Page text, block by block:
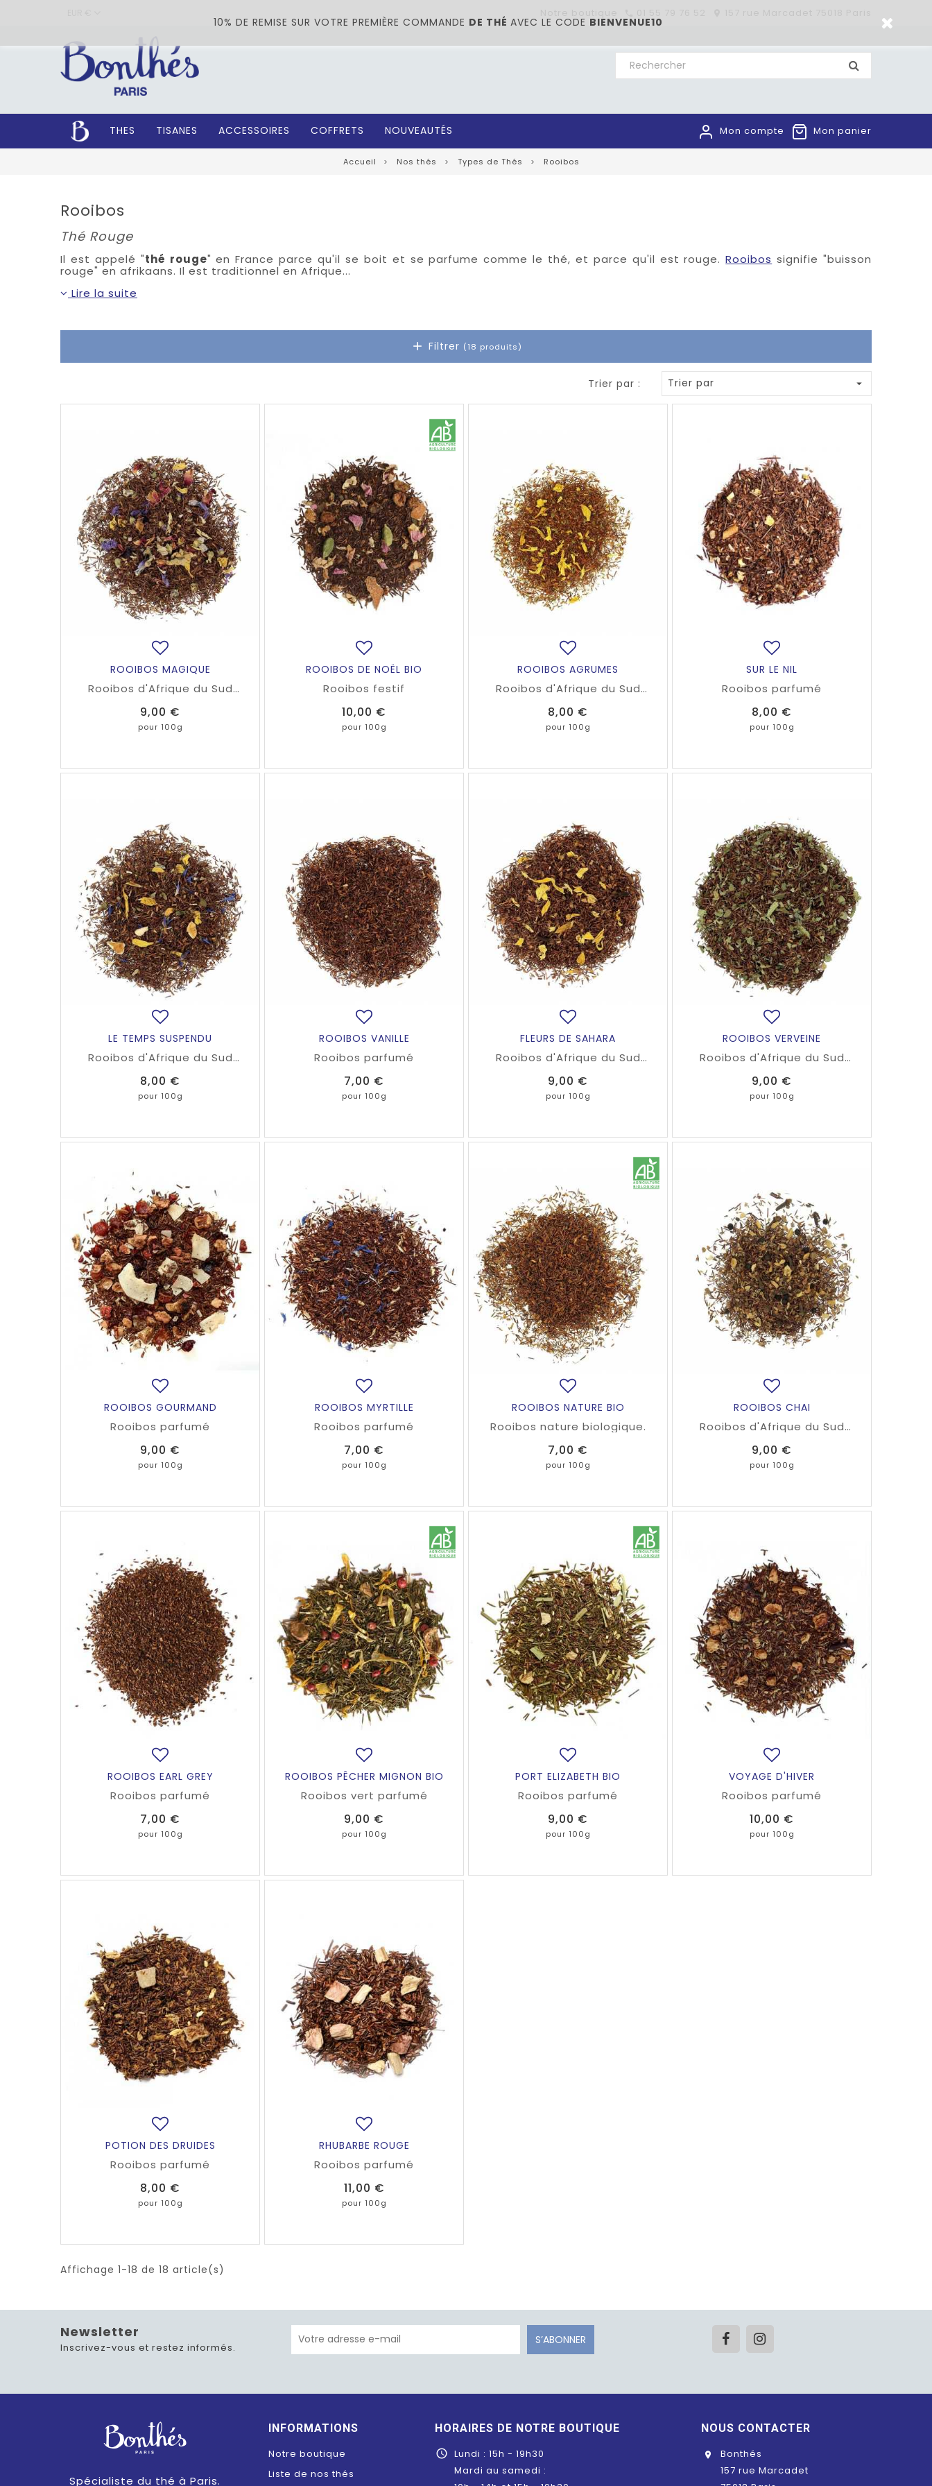
Mon panier
Mon compte
THES TISANES ACCESSOIRES COFFRETS NOUVEAUTÉS
Accueil Nos thés Types de Thés Rooibos
Rooibos
Thé Rouge
Il est appelé "thé rouge" en France parce qu'il se boit et se parfume comme le thé, et parce qu'il est rouge.Rooibos signifie "buisson
rouge" en afrikaans. Il est traditionnel en Afrique...
Lire la suite
Filtrer (18 produits)
Trier par : Trier par 
ROOIBOS MAGIQUE
Rooibos d'Afrique du Sud
parfumé selon notre recette
secrète.
Prix
9,00 €
pour 100g
ROOIBOS DE NOËL BIO
Rooibos festif
Prix
10,00 €
pour 100g
ROOIBOS AGRUMES
Rooibos d'Afrique du Sud
parfumé aux agrumes.
Prix
8,00 €
pour 100g
SUR LE NIL
Rooibos parfumé
Prix
8,00 €
pour 100g
LE TEMPS SUSPENDU
Rooibos d'Afrique du Sud
parfumé à la noix de coco, à la
fraise et à la mûre.
Prix
8,00 €
pour 100g
ROOIBOS VANILLE
Rooibos parfumé
Prix
7,00 €
pour 100g
FLEURS DE SAHARA
Rooibos d'Afrique du Sud
parfumé à la cannelle, à la vanille
et à la fleur d'oranger.
Prix
9,00 €
pour 100g
ROOIBOS VERVEINE
Rooibos d'Afrique du Sud
parfumé à la verveine, à la feuille
de mûrier et à la mélisse.
Prix
9,00 €
pour 100g
ROOIBOS GOURMAND
Rooibos parfumé
Prix
9,00 €
pour 100g
ROOIBOS MYRTILLE
Rooibos parfumé
Prix
7,00 €
pour 100g
ROOIBOS NATURE BIO
Rooibos nature biologique.
Prix
7,00 €
pour 100g
ROOIBOS CHAI
Rooibos d'Afrique du Sud
accompagné d'épices Massala à
l'indienne.
Prix
9,00 €
pour 100g
ROOIBOS EARL GREY
Rooibos parfumé
Prix
7,00 €
pour 100g
ROOIBOS PÊCHER MIGNON BIO
Rooibos vert parfumé
Prix
9,00 €
pour 100g
PORT ELIZABETH BIO
Rooibos parfumé
Prix
9,00 €
pour 100g
VOYAGE D'HIVER
Rooibos parfumé
Prix
10,00 €
pour 100g
POTION DES DRUIDES
Rooibos parfumé
Prix
8,00 €
pour 100g
RHUBARBE ROUGE
Rooibos parfumé
Prix
11,00 €
pour 100g
Affichage 1-18 de 18 article(s)
Newsletter
Inscrivez-vous et restez informés.
S’ABONNER
Spécialiste du thé à Paris.
INFORMATIONS
Notre boutique
Liste de nos thés
HORAIRES DE NOTRE BOUTIQUE
 Lundi : 15h - 19h30
Mardi au samedi :
NOUS CONTACTER

Bonthés
157 rue Marcadet
10% DE REMISE SUR VOTRE PREMIÈRE COMMANDE DE THÉ AVEC LE CODE BIENVENUE10